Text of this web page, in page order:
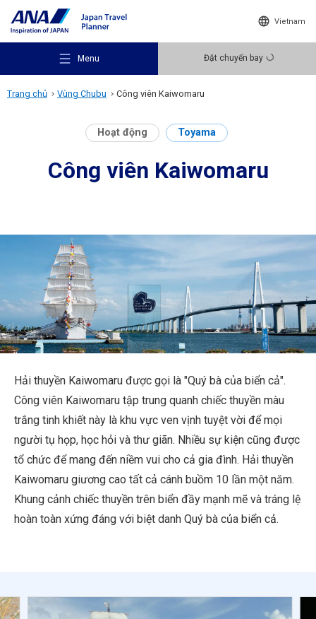
Vietnam
Menu Đặt chuyến bay
Gợi ý điểm đến
Điểm đến
Thông tin du lịch
Đóng
Trang chủ Vùng Chubu Công viên Kaiwomaru
Hoạt động Toyama
Công viên Kaiwomaru
Hải thuyền Kaiwomaru được gọi là "Quý bà của biển cả".
Công viên Kaiwomaru tập trung quanh chiếc thuyền màu
trắng tinh khiết này là khu vực ven vịnh tuyệt vời để mọi
người tụ họp, học hỏi và thư giãn. Nhiều sự kiện cũng được
tổ chức để mang đến niềm vui cho cả gia đình. Hải thuyền
Kaiwomaru giương cao tất cả cánh buồm 10 lần một năm.
Khung cảnh chiếc thuyền trên biển đầy mạnh mẽ và tráng lệ
hoàn toàn xứng đáng với biệt danh Quý bà của biển cả.